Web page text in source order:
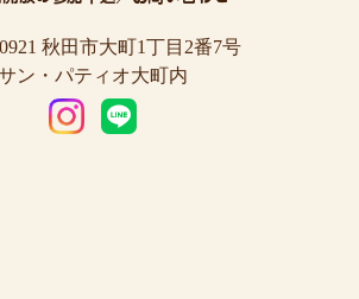
秋田市大町1丁目2番7号
ン・パティオ大町内